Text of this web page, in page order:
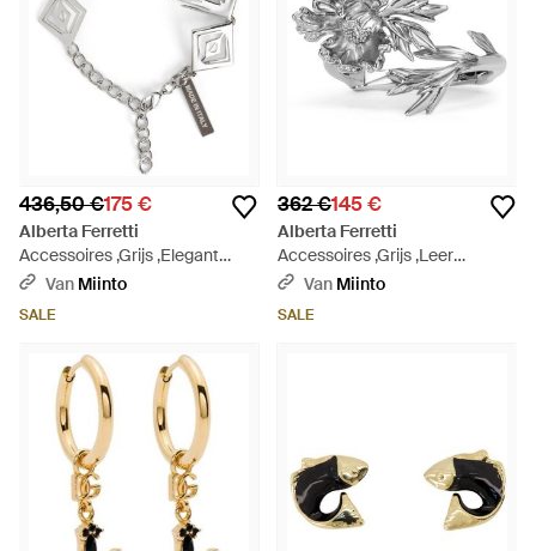
436,50 €175 €
Alberta Ferretti
Accessoires ,Grijs ,Elegant
Armband - Metallic
Van Miinto
SALE
362 €145 €
Alberta Ferretti
Accessoires ,Grijs ,Leer
Elegante Ring Met
Van Miinto
SALE